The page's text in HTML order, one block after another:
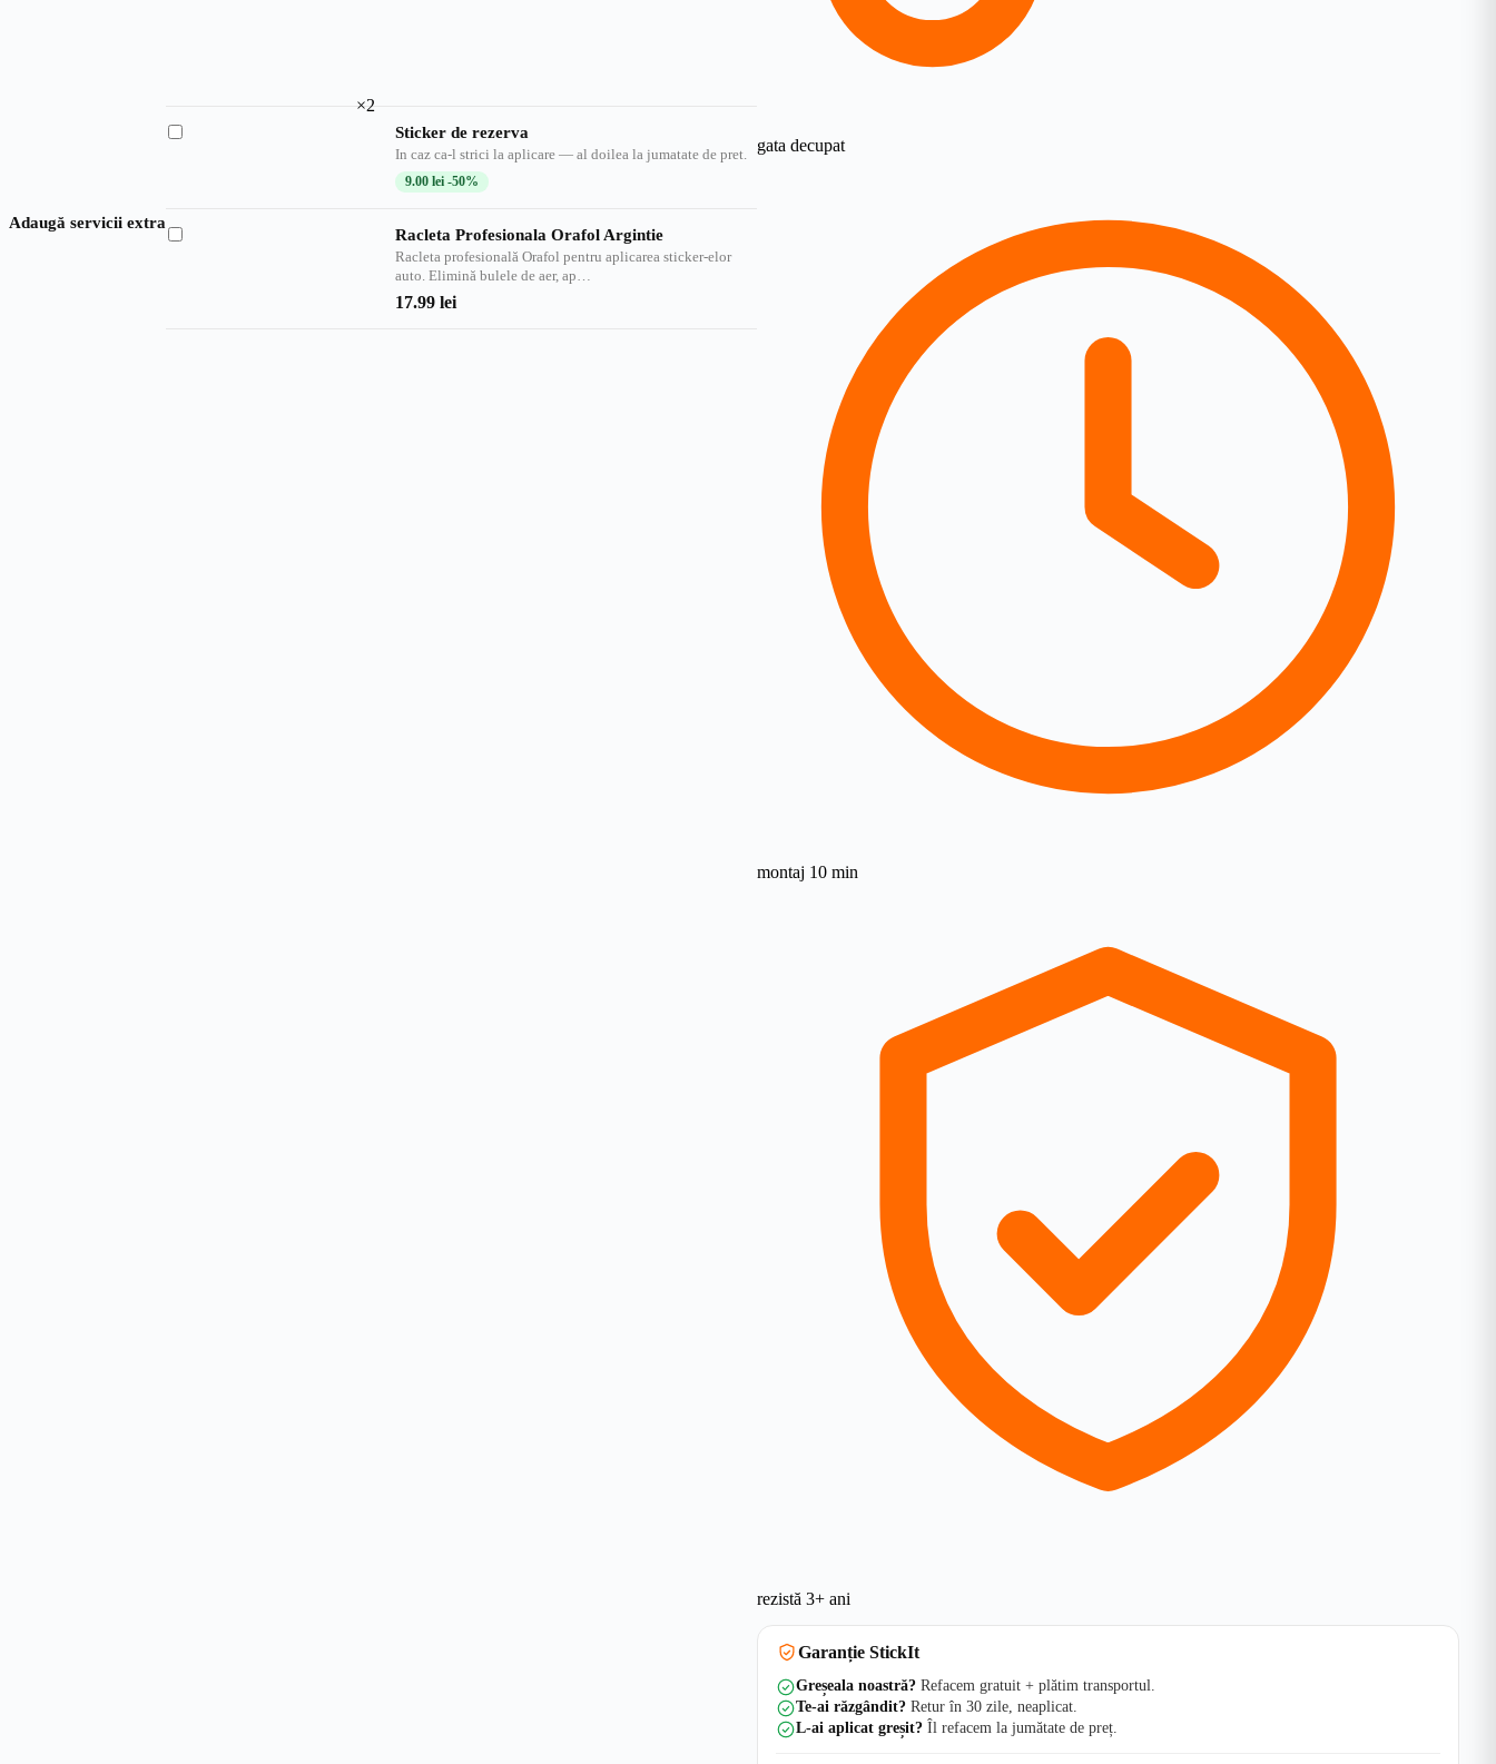
Adaugă servicii extra
×2
Sticker de rezerva
In caz ca-l strici la aplicare — al doilea la jumatate de pret.
9.00lei -50%
Racleta Profesionala Orafol Argintie
Racleta profesională Orafol pentru aplicarea sticker-elor
auto. Elimină bulele de aer, ap…
17.99lei
gata decupat
montaj 10 min
rezistă 3+ ani
Garanție StickIt
Greșeala noastră? Refacem gratuit + plătim transportul.
Te-ai răzgândit? Retur în 30 zile, neaplicat.
L-ai aplicat greșit? Îl refacem la jumătate de preț.